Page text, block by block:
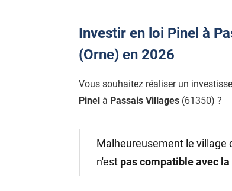
Investir en loi Pinel à
(Orne) en 2026
Vous souhaitez réaliser un
Pinel à Passais Villages (61350) ?
Malheureusement le village
n'est pas compatible avec